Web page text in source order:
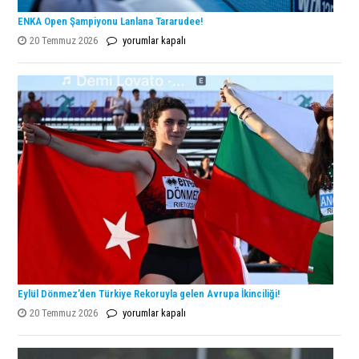
ENKA Open Şampiyonu Lanlana Tararudee!
20 Temmuz 2026
ENKA
Şampiyonu
Lanlana
Tararudee!
için
yorumlar kapalı
Eylül Dönmez’den Türkiye Rekoruyla gelen Avrupa İkinciliği!
20 Temmuz 2026
Eylül
Türkiye
yorumlar kapalı